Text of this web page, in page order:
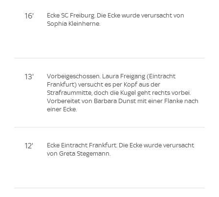
16'
Ecke SC Freiburg. Die Ecke wurde verursacht von
Sophia Kleinherne.
13'
Vorbeigeschossen. Laura Freigang (Eintracht
Frankfurt) versucht es per Kopf aus der
Strafraummitte, doch die Kugel geht rechts vorbei.
Vorbereitet von Barbara Dunst mit einer Flanke nach
einer Ecke.
12'
Ecke Eintracht Frankfurt. Die Ecke wurde verursacht
von Greta Stegemann.